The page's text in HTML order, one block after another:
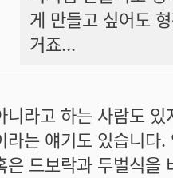
게 만들고 싶어도
거죠...
니라고 하는 사람도
라는 얘기도 있습니다
은 드보락과 두벌식을